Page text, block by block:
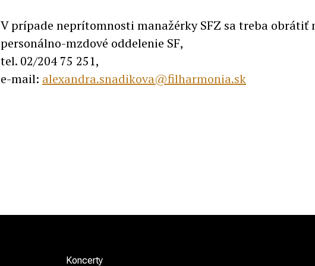
V prípade neprítomnosti manažérky SFZ sa treba obrátiť
personálno-mzdové oddelenie SF,
tel. 02/204 75 251,
e-mail: alexandra.snadikova@filharmonia.sk
Koncerty